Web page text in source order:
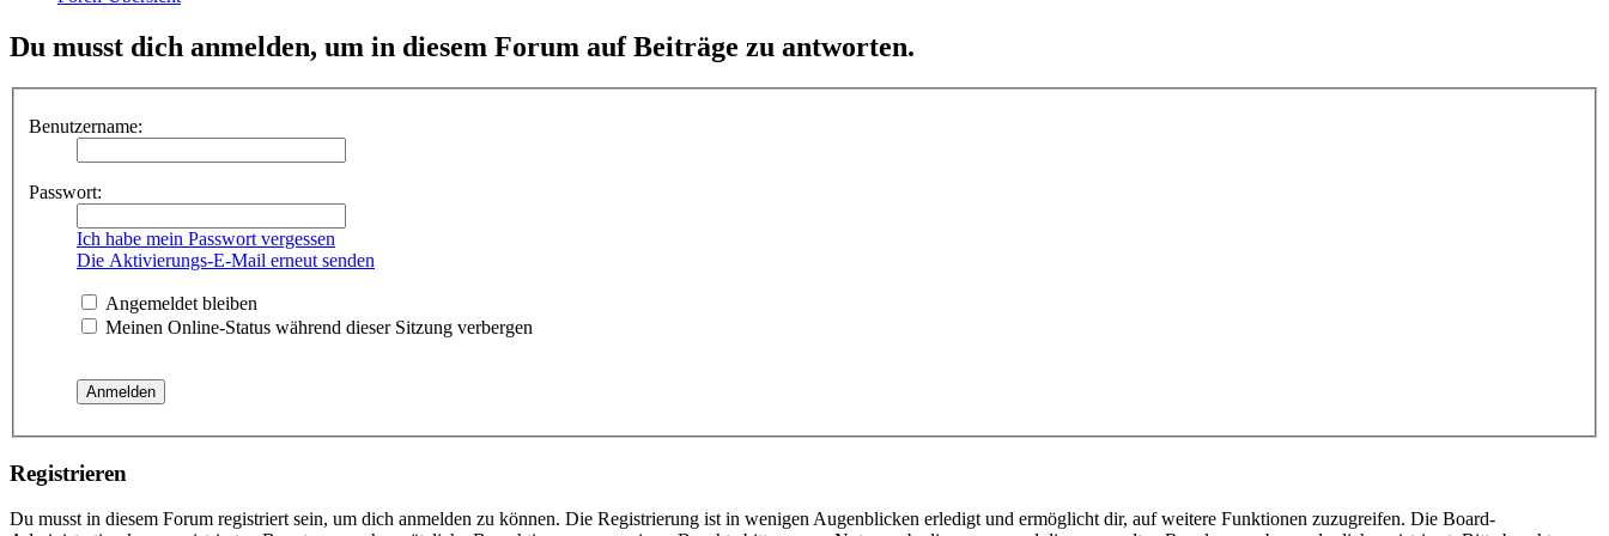
Du musst dich anmelden, um in diesem Forum auf Beiträge zu antworten.
Benutzername:
Passwort:
Ich habe mein Passwort vergessen
Die Aktivierungs-E-Mail erneut senden
Angemeldet bleiben
Meinen Online-Status während dieser Sitzung verbergen
Registrieren
Du musst in diesem Forum registriert sein, um dich anmelden zu können. Die Registrierung ist in wenigen Augenblicken erledigt und ermöglicht dir, auf weitere Funktionen zuzugreifen. Die Board-